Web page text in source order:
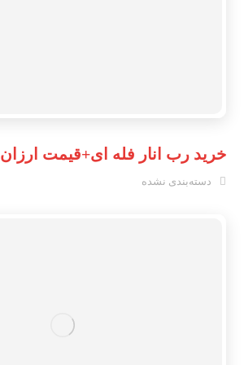
خرید رب انار فله ای+قیمت ارزان
دسته‌بندی نشده